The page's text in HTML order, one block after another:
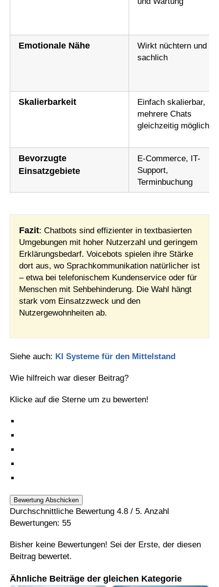
Emotionale Nähe
Wirkt nüchtern und
sachlich
Skalierbarkeit
Einfach skalierbar,
mehrere Chats
gleichzeitig möglich
Bevorzugte
Einsatzgebiete
E-Commerce, IT-
Support,
Terminbuchung
Fazit: Chatbots sind effizienter in textbasierten
Umgebungen mit hoher Nutzerzahl und geringem
Erklärungsbedarf. Voicebots spielen ihre Stärke
dort aus, wo Sprachkommunikation natürlicher ist
– etwa bei telefonischem Kundenservice oder für
Menschen mit Sehbehinderung. Die Wahl hängt
stark vom Einsatzzweck und den
Nutzergewohnheiten ab.
Siehe auch: KI Systeme für den Mittelstand
Wie hilfreich war dieser Beitrag?
Klicke auf die Sterne um zu bewerten!
Bewertung Abschicken
Durchschnittliche Bewertung 4.8 / 5. Anzahl
Bewertungen: 55
Bisher keine Bewertungen! Sei der Erste, der diesen
Beitrag bewertet.
Ähnliche Beiträge der gleichen Kategorie